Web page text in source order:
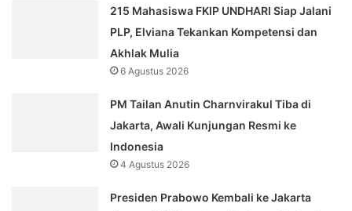
215 Mahasiswa FKIP UNDHARI Siap Jalani
PLP, Elviana Tekankan Kompetensi dan
Akhlak Mulia
6 Agustus 2026
PM Tailan Anutin Charnvirakul Tiba di
Jakarta, Awali Kunjungan Resmi ke
Indonesia
4 Agustus 2026
Presiden Prabowo Kembali ke Jakarta